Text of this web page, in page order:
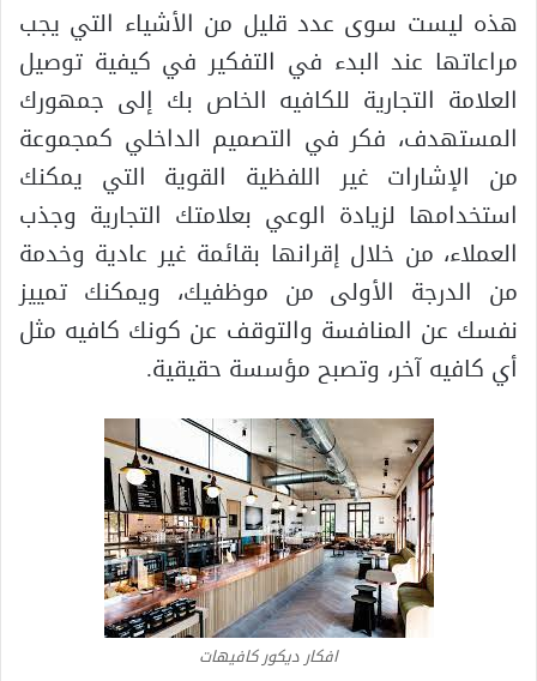
هذه ليست سوى عدد قليل من الأشياء التي يجب
مراعاتها عند البدء في التفكير في كيفية توصيل
العلامة التجارية للكافيه الخاص بك إلى جمهورك
المستهدف، فكر في التصميم الداخلي كمجموعة
من الإشارات غير اللفظية القوية التي يمكنك
استخدامها لزيادة الوعي بعلامتك التجارية وجذب
العملاء، من خلال إقرانها بقائمة غير عادية وخدمة
من الدرجة الأولى من موظفيك، ويمكنك تمييز
نفسك عن المنافسة والتوقف عن كونك كافيه مثل
أي كافيه آخر، وتصبح مؤسسة حقيقية.
افكار ديكور كافيهات